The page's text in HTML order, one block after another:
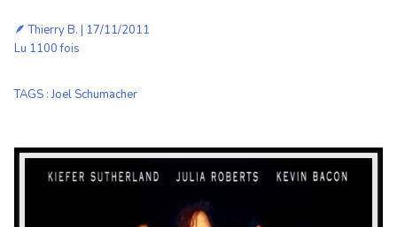
🪶Thierry B. | 17/11/2011
Lu 1100 fois
TAGS :Joel Schumacher